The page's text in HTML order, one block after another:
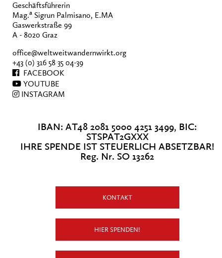
Geschäftsführerin
Mag.a Sigrun Palmisano, E.MA
Gaswerkstraße 99
A - 8020 Graz
office@weltweitwandernwirkt.org
+43 (0) 316 58 35 04-39
FACEBOOK
YOUTUBE
INSTAGRAM
IBAN: AT48 2081 5000 4251 3499, BIC:
STSPAT2GXXX
IHRE SPENDE IST STEUERLICH ABSETZBAR!
Reg. Nr. SO 13262
KONTAKT
HIER SPENDEN!